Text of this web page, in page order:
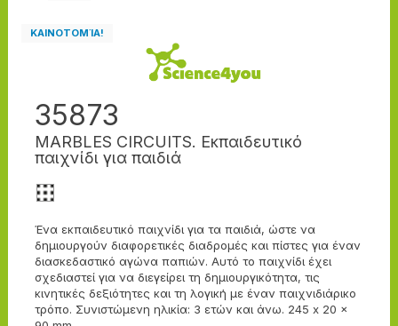
ΚΑΙΝΟΤΟΜΊΑ!
35873
MARBLES CIRCUITS. Εκπαιδευτικό
παιχνίδι για παιδιά
Ένα εκπαιδευτικό παιχνίδι για τα παιδιά, ώστε να
δημιουργούν διαφορετικές διαδρομές και πίστες για έναν
διασκεδαστικό αγώνα παπιών. Αυτό το παιχνίδι έχει
σχεδιαστεί για να διεγείρει τη δημιουργικότητα, τις
κινητικές δεξιότητες και τη λογική με έναν παιχνιδιάρικο
τρόπο. Συνιστώμενη ηλικία: 3 ετών και άνω. 245 x 20 x